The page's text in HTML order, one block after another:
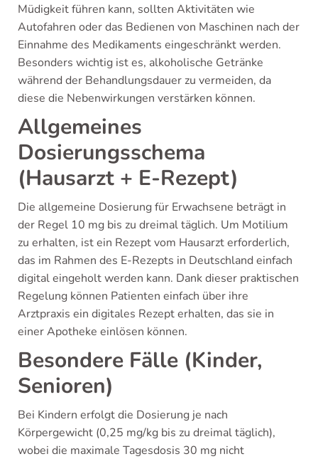
Müdigkeit führen kann, sollten Aktivitäten wie
Autofahren oder das Bedienen von Maschinen nach der
Einnahme des Medikaments eingeschränkt werden.
Besonders wichtig ist es, alkoholische Getränke
während der Behandlungsdauer zu vermeiden, da
diese die Nebenwirkungen verstärken können.
Allgemeines
Dosierungsschema
(Hausarzt + E-Rezept)
Die allgemeine Dosierung für Erwachsene beträgt in
der Regel 10 mg bis zu dreimal täglich. Um Motilium
zu erhalten, ist ein Rezept vom Hausarzt erforderlich,
das im Rahmen des E-Rezepts in Deutschland einfach
digital eingeholt werden kann. Dank dieser praktischen
Regelung können Patienten einfach über ihre
Arztpraxis ein digitales Rezept erhalten, das sie in
einer Apotheke einlösen können.
Besondere Fälle (Kinder,
Senioren)
Bei Kindern erfolgt die Dosierung je nach
Körpergewicht (0,25 mg/kg bis zu dreimal täglich),
wobei die maximale Tagesdosis 30 mg nicht